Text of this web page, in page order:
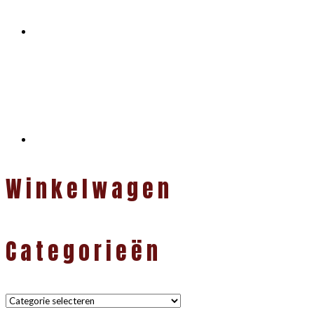
Winkelwagen
Categorieën
Categorieën